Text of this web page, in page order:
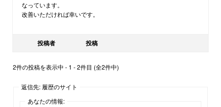
なっています。
改善いただければ幸いです。
投稿者 投稿
2件の投稿を表示中 - 1 - 2件目 (全2件中)
返信先: 履歴のサイト
あなたの情報: